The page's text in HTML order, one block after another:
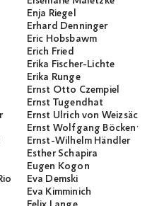
Enja Riegel
Erhard Denninger
Eric Hobsbawm
Erich Fried
Erika Fischer-Lichte
Erika Runge
Ernst Otto Czempiel
Ernst Tugendhat
Ernst Ulrich von Weizsäcker
Ernst Wolfgang
Ernst-Wilhelm Händler
Esther Schapira
Eugen Kogon
Eva Demski
Eva Kimminich